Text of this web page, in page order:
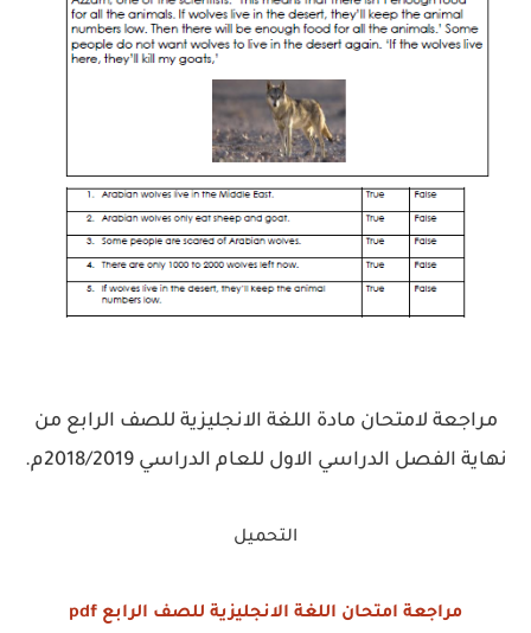
مراجعة لامتحان مادة اللغة الانجليزية للصف الرابع من
نهاية الفصل الدراسي الاول للعام الدراسي 2018/2019م.
التحميل
مراجعة امتحان اللغة الانجليزية للصف الرابع pdf